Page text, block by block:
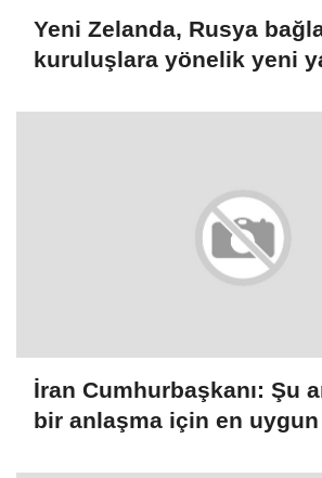
Yeni Zelanda, Rusya
kuruluşlara yönelik yeni
İran Cumhurbaşkanı: Şu
bir anlaşma için en uygun